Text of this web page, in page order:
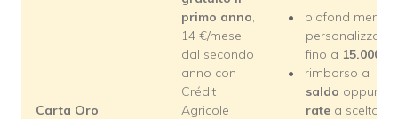
Carta Oro
primo anno,
14 €/mese
dal secondo
anno con
Crédit
Agricole
plafond mensile
fino a 15.000 €
rimborso a
saldo oppure
rate a scelta